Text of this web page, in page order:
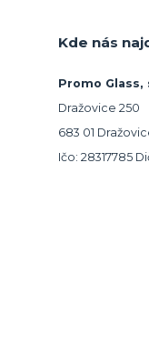
Kde nás
Promo Glass,
Dražovice 250
683 01
Ičo: 28317785